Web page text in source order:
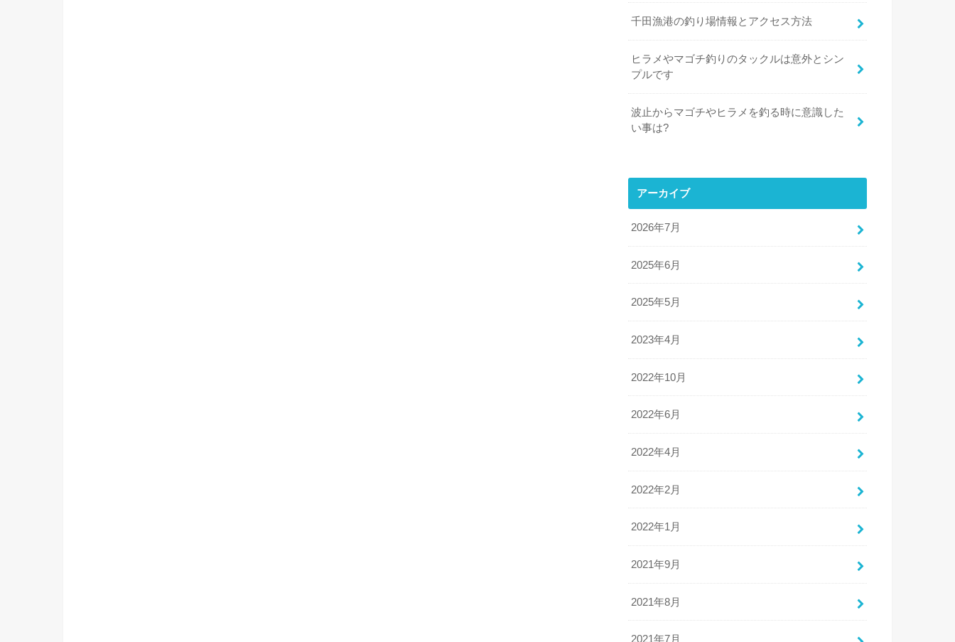
千田漁港の釣り場情報とアクセス方法
ヒラメやマゴチ釣りのタックルは意外とシン
プルです
波止からマゴチやヒラメを釣る時に意識した
い事は?
アーカイブ
2026年7月
2025年6月
2025年5月
2023年4月
2022年10月
2022年6月
2022年4月
2022年2月
2022年1月
2021年9月
2021年8月
2021年7月